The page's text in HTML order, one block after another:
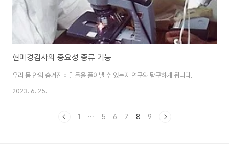
현미경검사의 중요성 종류 기능
우리 몸 안의 숨겨진 비밀들을 풀어낼 수 있는지 연구와 탐구하게 됩니다.
2023. 6. 25.
1 ··· 5 6 7 8 9